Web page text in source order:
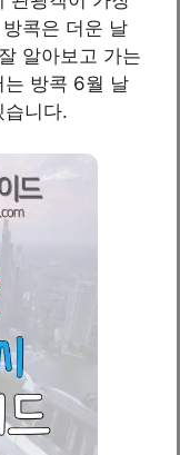
콕은 더운 날
알아보고 가는
는 방콕 6월 날
니다.